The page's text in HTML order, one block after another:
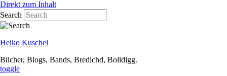
Direkt zum Inhalt
Search
Heiko Kuschel
Bücher, Blogs, Bands, Bredichd, Bolidigg.
toggle